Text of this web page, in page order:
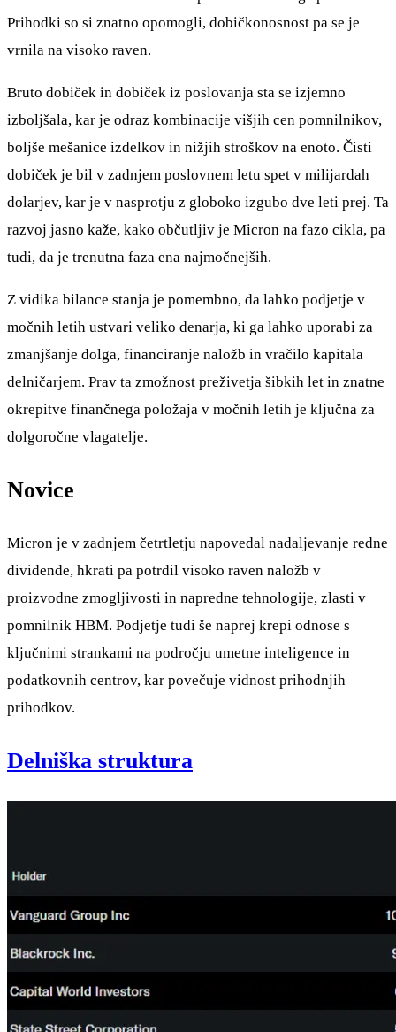
Prihodki so si znatno opomogli, dobičkonosnost pa se je
vrnila na visoko raven.
Bruto dobiček in dobiček iz poslovanja sta se izjemno
izboljšala, kar je odraz kombinacije višjih cen pomnilnikov,
boljše mešanice izdelkov in nižjih stroškov na enoto. Čisti
dobiček je bil v zadnjem poslovnem letu spet v milijardah
dolarjev, kar je v nasprotju z globoko izgubo dve leti prej. Ta
razvoj jasno kaže, kako občutljiv je Micron na fazo cikla, pa
tudi, da je trenutna faza ena najmočnejših.
Z vidika bilance stanja je pomembno, da lahko podjetje v
močnih letih ustvari veliko denarja, ki ga lahko uporabi za
zmanjšanje dolga, financiranje naložb in vračilo kapitala
delničarjem. Prav ta zmožnost preživetja šibkih let in znatne
okrepitve finančnega položaja v močnih letih je ključna za
dolgoročne vlagatelje.
Novice
Micron je v zadnjem četrtletju napovedal nadaljevanje redne
dividende, hkrati pa potrdil visoko raven naložb v
proizvodne zmogljivosti in napredne tehnologije, zlasti v
pomnilnik HBM. Podjetje tudi še naprej krepi odnose s
ključnimi strankami na področju umetne inteligence in
podatkovnih centrov, kar povečuje vidnost prihodnjih
prihodkov.
Delniška struktura